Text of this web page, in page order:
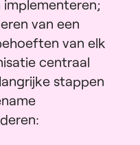
van een
van elk
centraal
stappen